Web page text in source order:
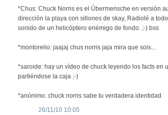
*Chus: Chuck Norris es el Úbermensche en versión
dirección la playa con sillones de skay, Radiolé a
sonido de un helicóptero enémigo de fondo. ;-) bss
*montorelio: jaajaj chus norris jaja mira que sois...
*saroide: hay un vídeo de chuck leyendo los facts en
partiéndose la caja ;-)
*anónimo: chuck norris sabe tu verdadera identidad
26/11/10 10:05